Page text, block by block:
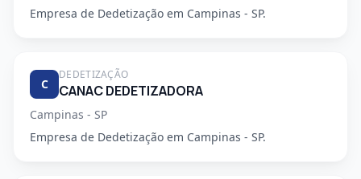
Empresa de Dedetização em Campinas - SP.
C
DEDETIZAÇÃO
CANAC DEDETIZADORA
Campinas - SP
Empresa de Dedetização em Campinas - SP.